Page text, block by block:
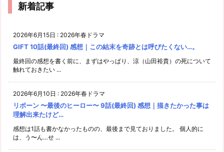
新着記事
2026年6月15日 : 2026年春ドラマ
GIFT 10話(最終回) 感想｜この結末を奇跡とは呼びたくない…。
最終回の感想を書く前に、まずはやっぱり、涼（山田裕貴）の死について
触れておきたい ...
2026年6月10日 : 2026年春ドラマ
リボーン 〜最後のヒーロー〜 9話(最終回) 感想｜描きたかった事は
理解出来たけど…
感想は1話も書かなかったものの、最後まで見ておりました。 個人的に
は、う〜ん…せ ...